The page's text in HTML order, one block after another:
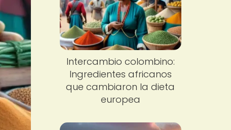
Intercambio colombino:
Ingredientes africanos
que cambiaron la dieta
europea